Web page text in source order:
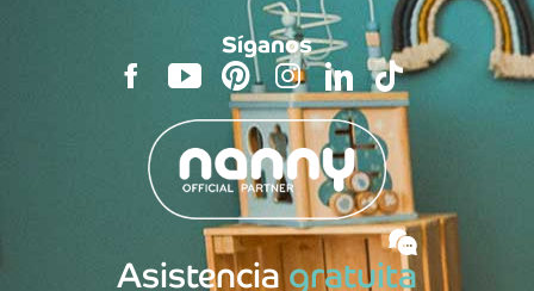
Síganos
Asistenciagratuita